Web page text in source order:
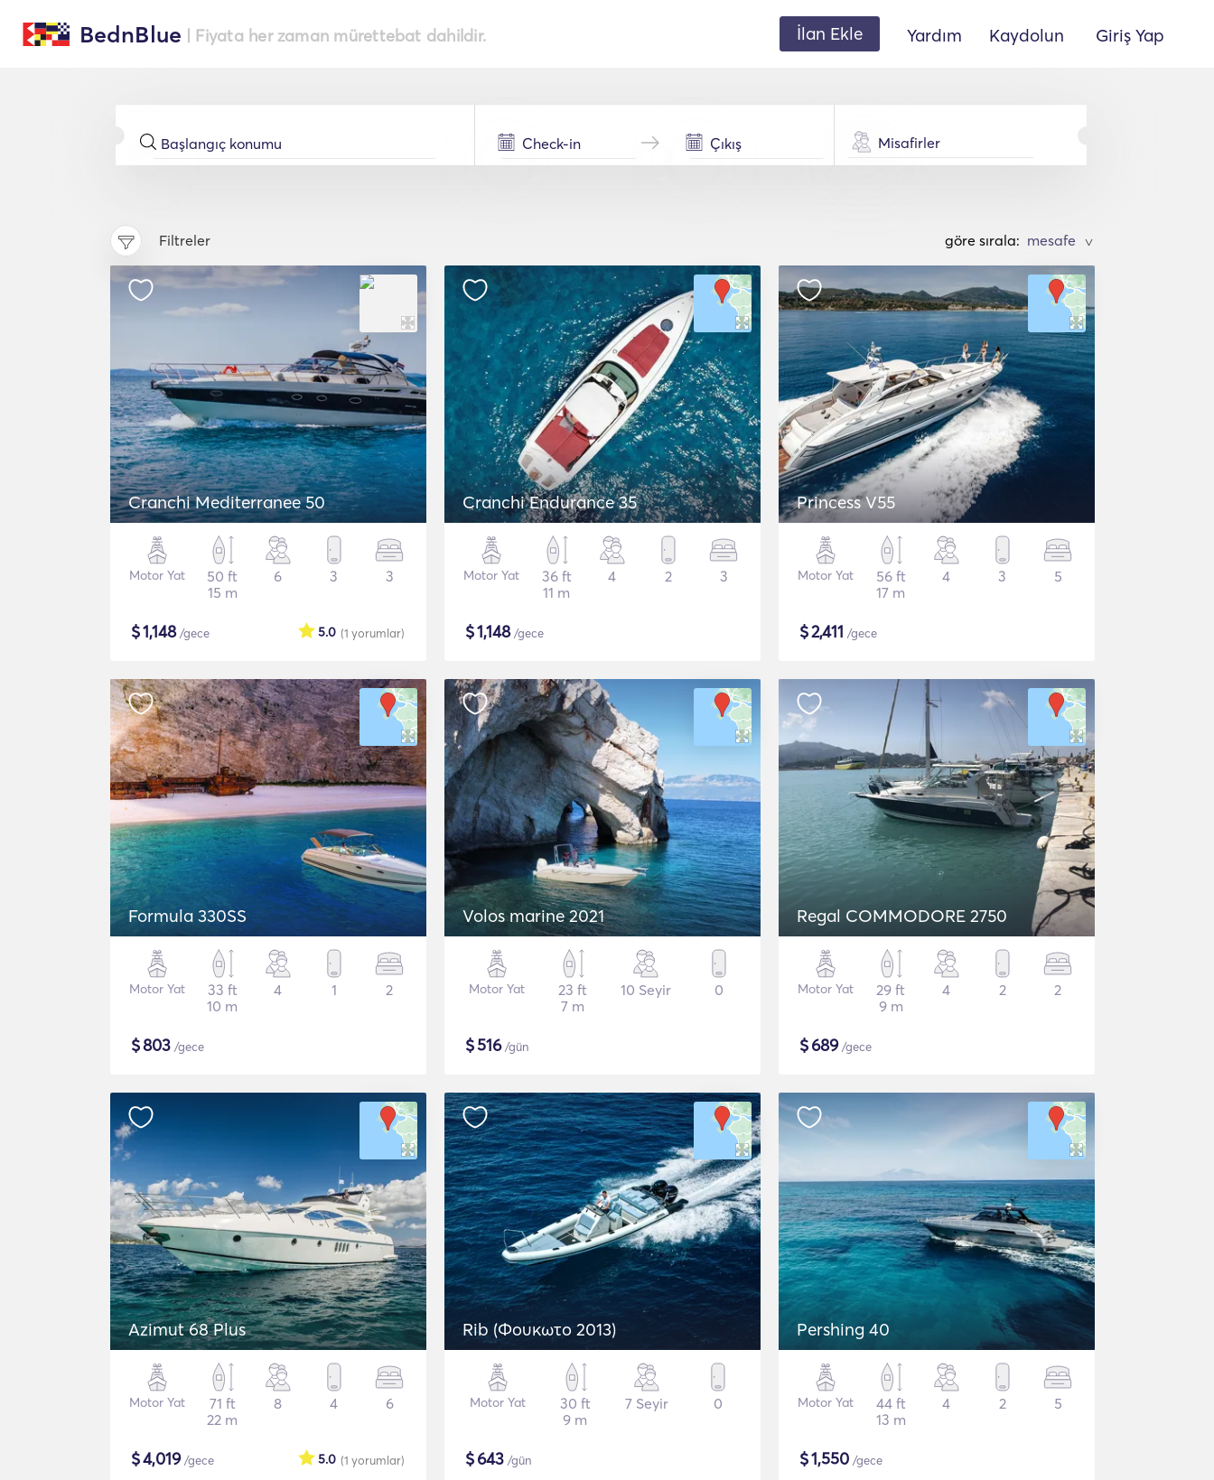
BednBlue | Fiyata her zaman mürettebat dahildir. İlan Ekle Yardım Kaydolun Giriş Yap
Misafirler
Filtreler göre sırala: >
Cranchi Mediterranee 50
Motor Yat
50 ft
15 m
6 3 3
$1,148/gece (1 yorumlar)
5.0
Cranchi Endurance 35
Motor Yat
36 ft
11 m
4 2 3
$1,148/gece
Princess V55
Motor Yat
56 ft
17 m
4 3 5
$2,411 /gece
Formula 330SS
Motor Yat
33 ft
10 m
4 1 2
$803 /gece
Volos marine 2021
Motor Yat
23 ft
7 m
10 Seyir 0
$516/gün
Regal COMMODORE 2750
Motor Yat
29 ft
9 m
4 2 2
$689/gece
Azimut 68 Plus
Motor Yat
71 ft
22 m
8 4 6
$4,019/gece (1 yorumlar)
5.0
Rib (Φουκωτο 2013)
Motor Yat
30 ft
9 m
7 Seyir 0
$643 /gün
Pershing 40
Motor Yat
44 ft
13 m
4 2 5
$1,550 /gece